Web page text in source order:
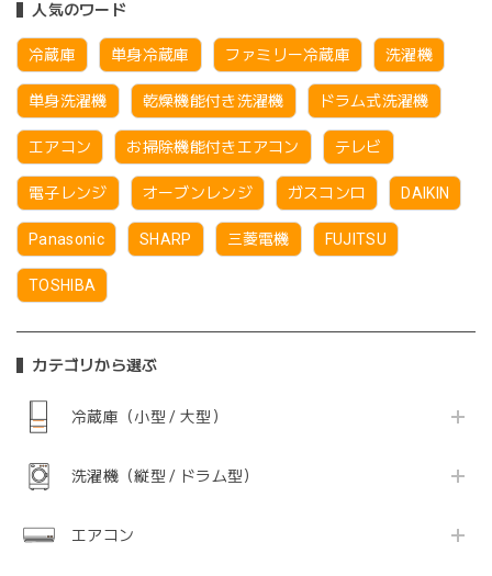
人気のワード
冷蔵庫 単身冷蔵庫 ファミリー冷蔵庫 洗濯機
単身洗濯機 乾燥機能付き洗濯機 ドラム式洗濯機
エアコン お掃除機能付きエアコン テレビ
電子レンジ オーブンレンジ ガスコンロ DAIKIN
Panasonic SHARP 三菱電機 FUJITSU
TOSHIBA
カテゴリから選ぶ
冷蔵庫（小型 / 大型）
洗濯機（縦型 / ドラム型）
エアコン